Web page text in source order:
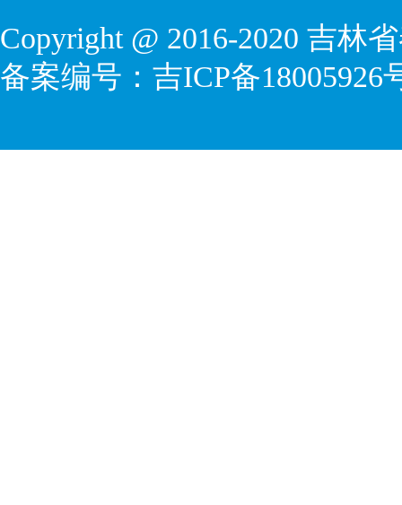
Copyright @ 2016-2020 吉林
备案编号： 吉ICP备18005926